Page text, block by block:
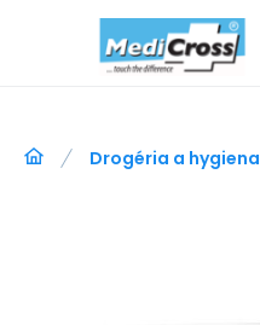
Drogéria a hygiena